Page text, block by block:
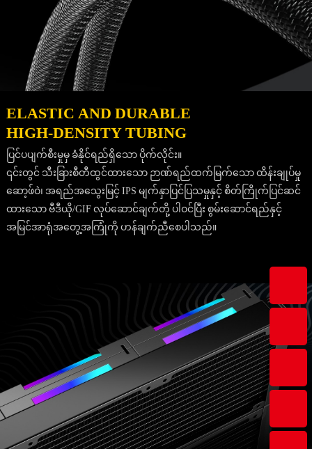
ELASTIC AND DURABLE
HIGH-DENSITY TUBING
ပြင်ပပျက်စီးမှုမှ ခံနိုင်ရည်ရှိသော ပိုက်လိုင်း။
၎င်းတွင် သီးခြားစီတီထွင်ထားသော ဉာဏ်ရည်ထက်မြက်သော ထိန်းချုပ်မှု
ဆော့ဖ်ဝဲ၊ အရည်အသွေးမြင့် IPS မျက်နှာပြင်ပြသမှုနှင့် စိတ်ကြိုက်ပြင်ဆင်
ထားသော ဗီဒီယို/GIF လုပ်ဆောင်ချက်တို့ ပါဝင်ပြီး စွမ်းဆောင်ရည်နှင့်
အမြင်အာရုံအတွေ့အကြုံကို ဟန်ချက်ညီစေပါသည်။